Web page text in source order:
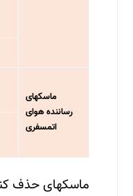
ماسکهای
رساننده هوای
اتمسفری
ماسکهای حذف